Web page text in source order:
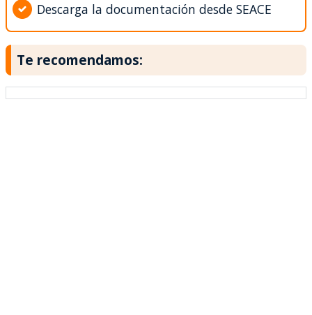
Descarga la documentación desde SEACE
Te recomendamos: